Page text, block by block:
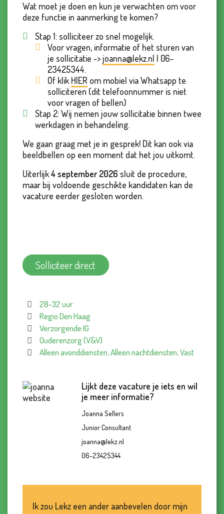
Wat moet je doen en kun je verwachten om voor
deze functie in aanmerking te komen?
Stap 1: solliciteer zo snel mogelijk.
Voor vragen, informatie of het sturen van
je sollicitatie -> joanna@lekz.nl | 06-
23425344.
Of klik HIER om mobiel via Whatsapp te
solliciteren (dit telefoonnummer is niet
voor vragen of bellen)
Stap 2: Wij nemen jouw sollicitatie binnen twee
werkdagen in behandeling.
We gaan graag met je in gesprek! Dit kan ook via
beeldbellen op een moment dat het jou uitkomt.
Uiterlijk4 september2026 sluit de procedure,
maar bij voldoende geschikte kandidaten kan de
vacature eerder gesloten worden.
Solliciteer direct
28-32 uur
Regio Den Haag
Verzorgende IG
Ouderenzorg (V&V)
Alleen avonddiensten, Alleen nachtdiensten, Vast
Lijkt deze vacature je iets en wil
je meer informatie?
Joanna Sellers
Junior Consultant
joanna@lekz.nl
06-23425344
Ik zou Lekz een ander aanbevelen door mijn